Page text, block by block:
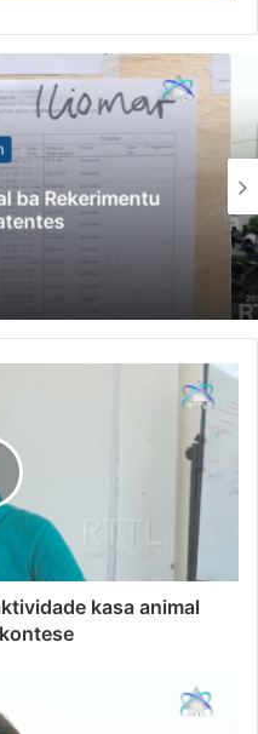
Millaun 42 Husi
Halo Rekursu
kasa animal